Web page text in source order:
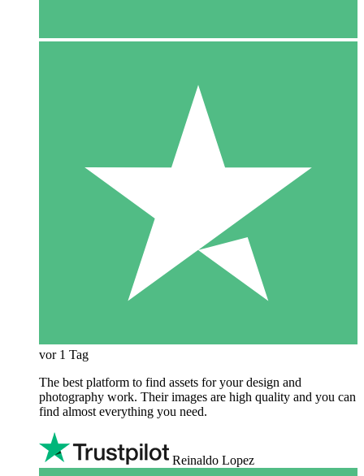
vor 1 Tag
The best platform to find assets for your design and
photography work. Their images are high quality and you can
find almost everything you need.
Reinaldo Lopez